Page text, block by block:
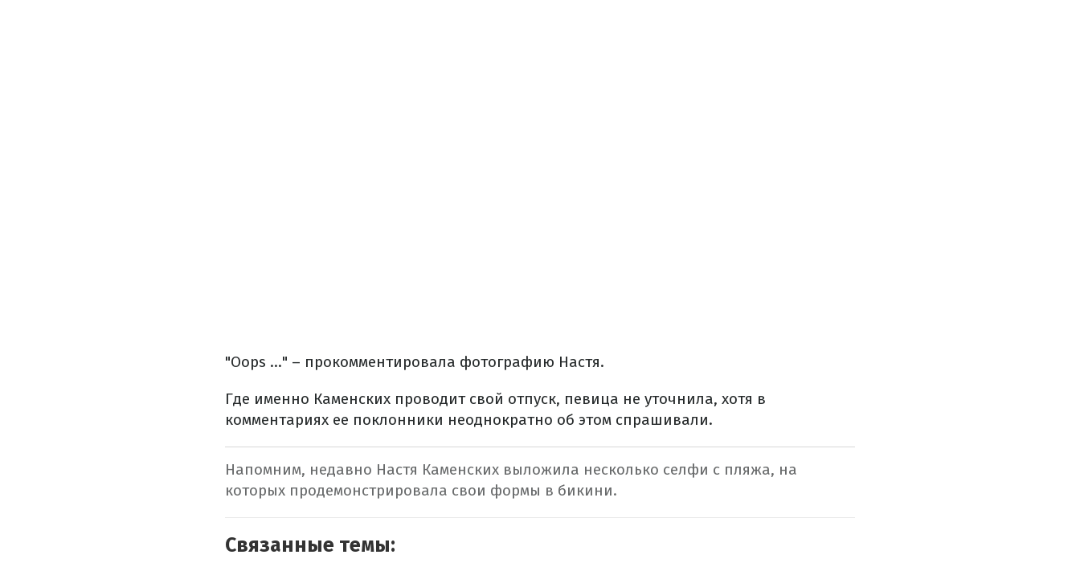
"Oops ..." – прокомментировала фотографию Настя.
Где именно Каменских проводит свой отпуск, певица не уточнила, хотя в
комментариях ее поклонники неоднократно об этом спрашивали.
Напомним, недавно Настя Каменских выложила несколько селфи с пляжа, на
которых продемонстрировала свои формы в бикини.
Связанные темы: